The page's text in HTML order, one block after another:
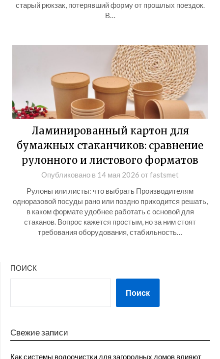
старый рюкзак, потерявший форму от прошлых поездок.
В…
Ламинированный картон для
бумажных стаканчиков: сравнение
рулонного и листового форматов
Опубликовано в 14 мая 2026 отfastsmet
Рулоны или листы: что выбрать Производителям
одноразовой посуды рано или поздно приходится решать,
в каком формате удобнее работать с основой для
стаканов. Вопрос кажется простым, но за ним стоят
требования оборудования, стабильность…
ПОИСК
Поиск
Свежие записи
Как системы водоочистки для загородных домов влияют